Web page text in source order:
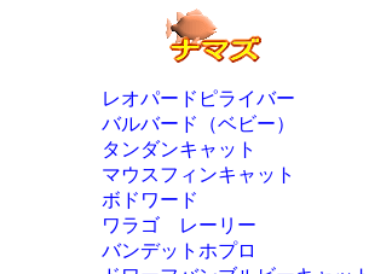
レオパードピライバー
バルバード（ベビー）
タンダンキャット
マウスフィンキャット
ボドワード
ワラゴ レーリー
バンデットホプロ